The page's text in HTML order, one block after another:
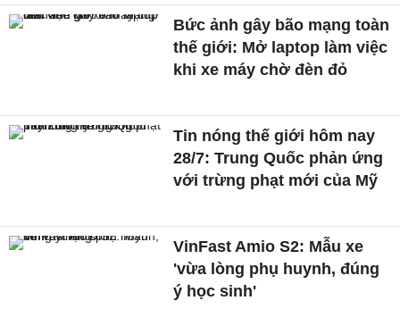
Bức ảnh gây bão mạng toàn
thế giới: Mở laptop làm việc
khi xe máy chờ đèn đỏ
Tin nóng thế giới hôm nay
28/7: Trung Quốc phản ứng
với trừng phạt mới của Mỹ
VinFast Amio S2: Mẫu xe
'vừa lòng phụ huynh, đúng
ý học sinh'